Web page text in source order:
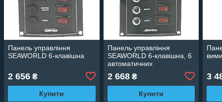
Панель управління
SEAWORLD 6-клавішна
2 656 ₴
Купити
Панель управління
SEAWORLD 6-клавішна, 6
автоматичних
2 668₴
Купити
3